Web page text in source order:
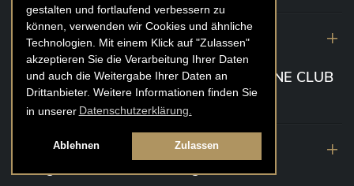
gestalten und fortlaufend verbessern zu
können, verwenden wir Cookies und ähnliche
Technologien. Mit einem Klick auf "Zulassen"
akzeptieren Sie die Verarbeitung Ihrer Daten
und auch die Weitergabe Ihrer Daten an
Drittanbieter. Weitere Informationen finden Sie
in unserer Datenschutzerklärung.
Ablehnen Zulassen
19. August 2022| FINE CLUB Academy
Caviar „Die glorreichen 7“ Riesling Große
Gewächse von der Mosel aus 2020 @ FINE CLUB
Clubhouse Prunier Cologne (Köln)
29. Juli 2022
| Weinbergwanderung
Weingüter Geheimrat J. Wegeler